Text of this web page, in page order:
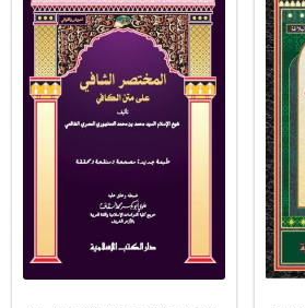
ini
memiliki
beberapa
varian.
Pilihan
dapat
diambil
di
halaman